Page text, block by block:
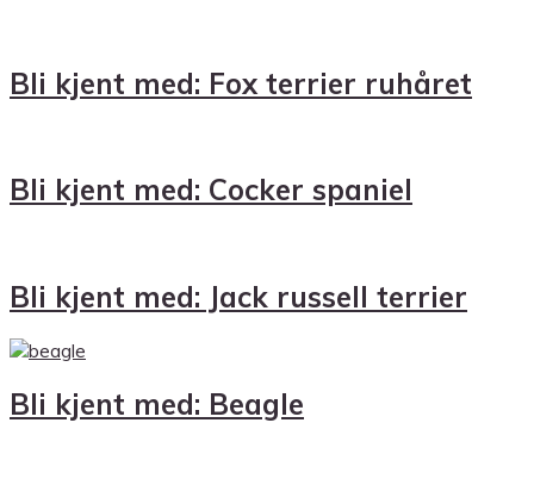
Bli kjent med: Fox terrier ruhåret
Bli kjent med: Cocker spaniel
Bli kjent med: Jack russell terrier
Bli kjent med: Beagle